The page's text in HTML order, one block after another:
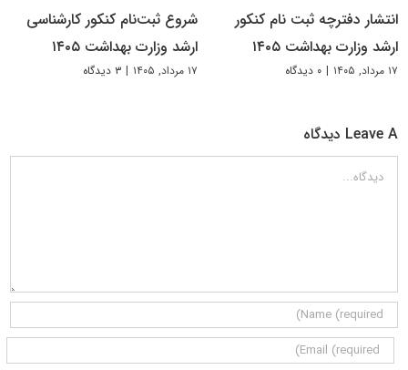
انتشار دفترچه ثبت نام کنکور
ارشد وزارت بهداشت ۱۴۰۵
۱۷ مرداد, ۱۴۰۵ | ۰ دیدگاه
شروع ثبت‌نام کنکور کارشناسی
ارشد وزارت بهداشت ۱۴۰۵
۱۷ مرداد, ۱۴۰۵ | ۳ دیدگاه
Leave A دیدگاه
دیدگاه